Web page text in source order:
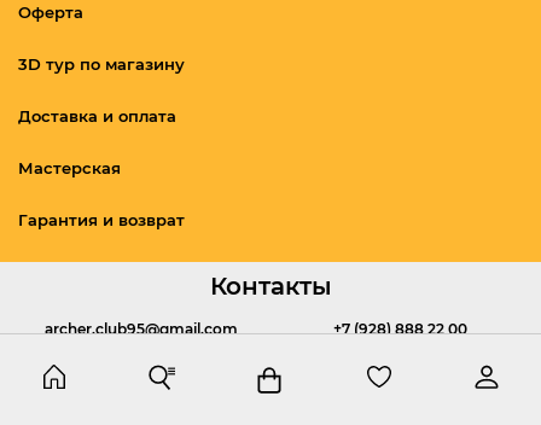
Оферта
3D тур по магазину
Доставка и оплата
Мастерская
Гарантия и возврат
Контакты
archer.club95@gmail.com
Написать
+7 (928) 888 22 00
Позвонить